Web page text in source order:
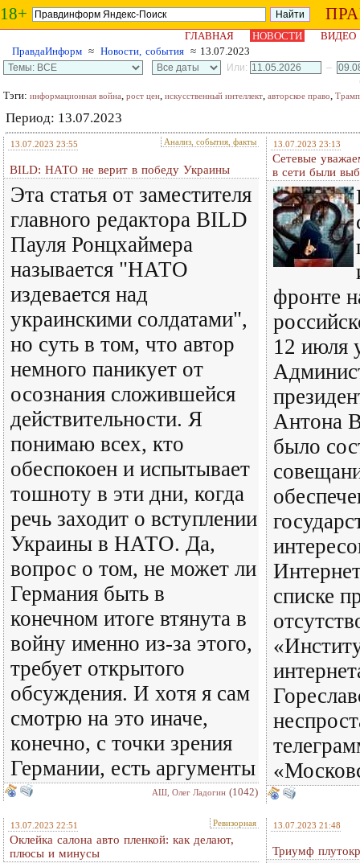
18+
ГЛАВНАЯ НОВОСТИ
ВИДЕО
ПравдаИнформ ≈ Новости, события ≈ 13.07.2023
Или:
–
Тэги: информационная война, рост цен, искусственный интеллект, авторское право, Трамп
Период: 13.07.2023
13.07.2023 23:55 Анализ, события, факты
BILD: НАТО не верит в победу Украины
Эта статья от заместителя
главного редактора BILD
Пауля Ронцхаймера
называется "НАТО
издевается над
украинскими солдатами",
но суть в том, что автор
немного паникует от
осознания сложившейся
действительности. Я
понимаю всех, кто
обеспокоен и испытывает
тошноту в эти дни, когда
речь заходит о вступлении
Украины в НАТО. Да,
вопрос о том, не может ли
Германия быть в
конечном итоге втянута в
войну именно из-за этого,
требует открытого
обсуждения. И хотя я сам
смотрю на это иначе,
конечно, с точки зрения
Германии, есть аргументы
АШ, Олег Ладогин (1042)
13.07.2023 23:13
Сетевые
в сети были
фронте
12 июля
Антона
было
списке
13.07.2023 22:51 Ревизорная
Оклейка салона авто пленкой: как делают,
плюсы и минусы
13.07.2023 21:48
Триумф